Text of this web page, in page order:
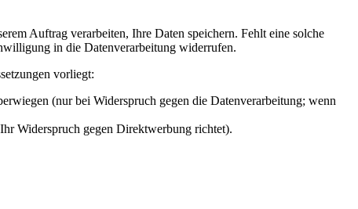
Auftrag verarbeiten, Ihre Daten speichern. Fehlt eine solche
in die Datenverarbeitung widerrufen.
vorliegt:
(nur bei Widerspruch gegen die Datenverarbeitung; wenn
Widerspruch gegen Direktwerbung richtet).